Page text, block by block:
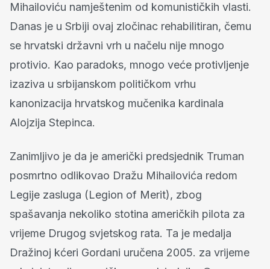
Mihailoviću namještenim od komunističkih vlasti.
Danas je u Srbiji ovaj zločinac rehabilitiran, čemu
se hrvatski državni vrh u načelu nije mnogo
protivio. Kao paradoks, mnogo veće protivljenje
izaziva u srbijanskom političkom vrhu
kanonizacija hrvatskog mučenika kardinala
Alojzija Stepinca.
Zanimljivo je da je američki predsjednik Truman
posmrtno odlikovao Dražu Mihailovića redom
Legije zasluga (Legion of Merit), zbog
spašavanja nekoliko stotina američkih pilota za
vrijeme Drugog svjetskog rata. Ta je medalja
Dražinoj kćeri Gordani uručena 2005. za vrijeme